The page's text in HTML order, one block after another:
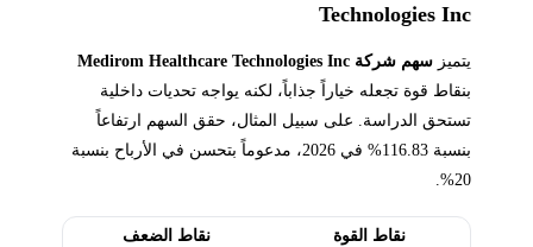
Technologies Inc
يتميز سهم شركة Medirom Healthcare Technologies Inc
بنقاط قوة تجعله خياراً جذاباً، لكنه يواجه تحديات داخلية
تستحق الدراسة. على سبيل المثال، حقق السهم ارتفاعاً
بنسبة 116.83% في 2026، مدعوماً بتحسن في الأرباح بنسبة
20%.
نقاط القوة
نقاط الضعف